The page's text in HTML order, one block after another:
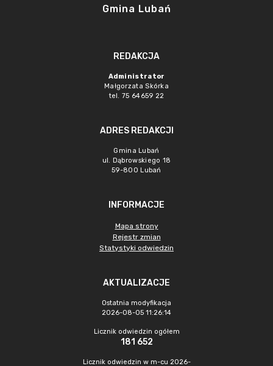
Gmina Lubań
REDAKCJA
Administrator
Małgorzata Skórka
tel. 75 64659 22
ADRES REDAKCJI
Gmina Lubań
ul. Dąbrowskiego 18
59-800 Lubań
INFORMACJE
Mapa strony
Rejestr zmian
Statystyki odwiedzin
AKTUALIZACJE
Ostatnia modyfikacja
2026-08-05 11:26:14
Licznik odwiedzin ogółem
181 652
Licznik odwiedzin w m-cu 2026-